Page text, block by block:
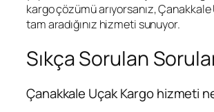
kargo çözümü arıyorsanız,
tam aradığınız hizmeti sunuyor.
Sıkça Sorulan
Çanakkale Uçak Kargo hizmeti